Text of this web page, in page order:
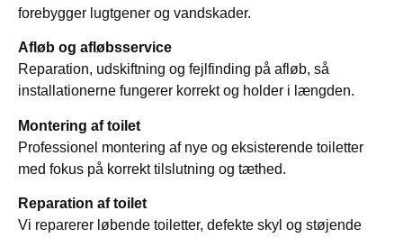
forebygger lugtgener og vandskader.
Afløb og afløbsservice
Reparation, udskiftning og fejlfinding på afløb, så
installationerne fungerer korrekt og holder i længden.
Montering af toilet
Professionel montering af nye og eksisterende toiletter
med fokus på korrekt tilslutning og tæthed.
Reparation af toilet
Vi reparerer løbende toiletter, defekte skyl og støjende